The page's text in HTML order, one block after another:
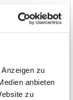
zu
anbieten
zu